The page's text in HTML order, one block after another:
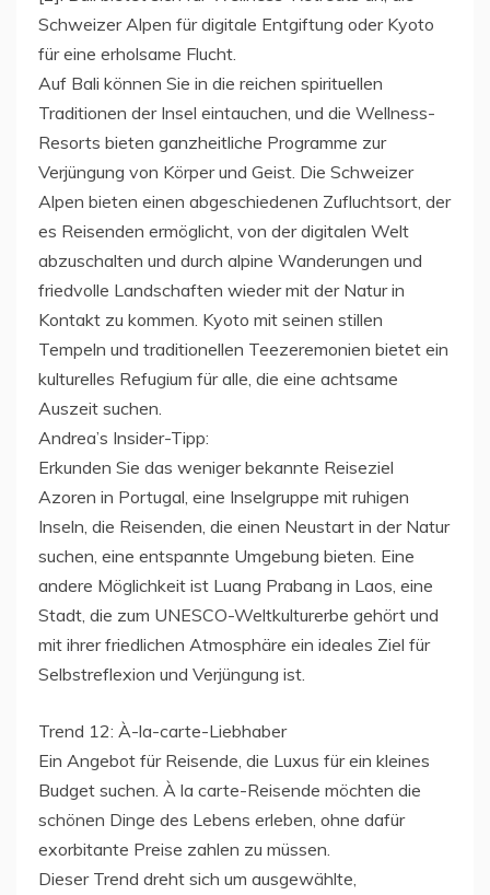
Schweizer Alpen für digitale Entgiftung oder Kyoto
für eine erholsame Flucht.
Auf Bali können Sie in die reichen spirituellen
Traditionen der Insel eintauchen, und die Wellness-
Resorts bieten ganzheitliche Programme zur
Verjüngung von Körper und Geist. Die Schweizer
Alpen bieten einen abgeschiedenen Zufluchtsort, der
es Reisenden ermöglicht, von der digitalen Welt
abzuschalten und durch alpine Wanderungen und
friedvolle Landschaften wieder mit der Natur in
Kontakt zu kommen. Kyoto mit seinen stillen
Tempeln und traditionellen Teezeremonien bietet ein
kulturelles Refugium für alle, die eine achtsame
Auszeit suchen.
Andrea’s Insider-Tipp:
Erkunden Sie das weniger bekannte Reiseziel
Azoren in Portugal, eine Inselgruppe mit ruhigen
Inseln, die Reisenden, die einen Neustart in der Natur
suchen, eine entspannte Umgebung bieten. Eine
andere Möglichkeit ist Luang Prabang in Laos, eine
Stadt, die zum UNESCO-Weltkulturerbe gehört und
mit ihrer friedlichen Atmosphäre ein ideales Ziel für
Selbstreflexion und Verjüngung ist.
Trend 12: À-la-carte-Liebhaber
Ein Angebot für Reisende, die Luxus für ein kleines
Budget suchen. À la carte-Reisende möchten die
schönen Dinge des Lebens erleben, ohne dafür
exorbitante Preise zahlen zu müssen.
Dieser Trend dreht sich um ausgewählte,